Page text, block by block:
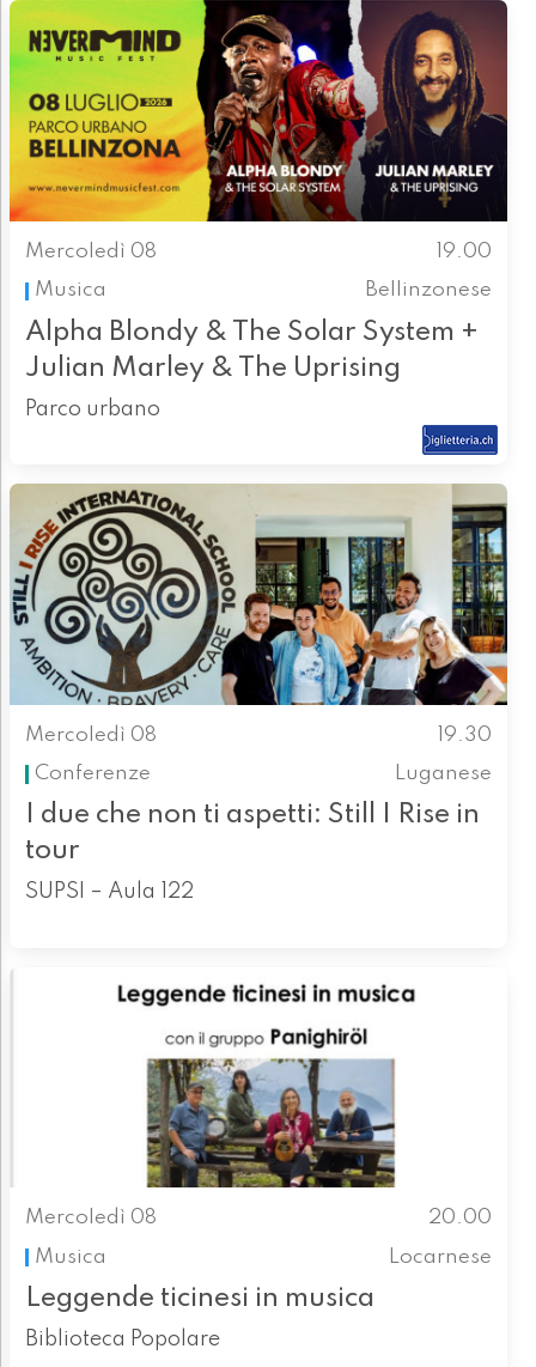
Mercoledì 08
19.00
Musica
Bellinzonese
Alpha Blondy & The Solar System +
Julian Marley & The Uprising
Parco urbano
Mercoledì 08
19.30
Conferenze
Luganese
I due che non ti aspetti: Still I Rise in
tour
SUPSI – Aula 122
Mercoledì 08
20.00
Musica
Locarnese
Leggende ticinesi in musica
Biblioteca Popolare